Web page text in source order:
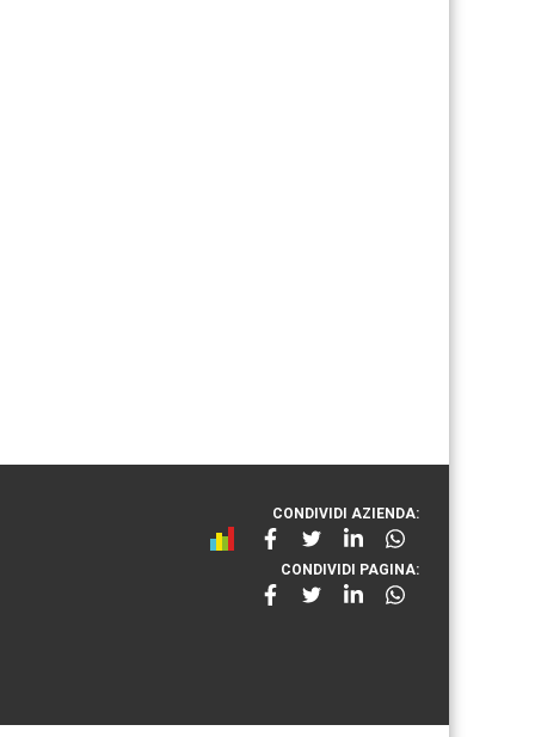
CONDIVIDI AZIENDA:
CONDIVIDI PAGINA: